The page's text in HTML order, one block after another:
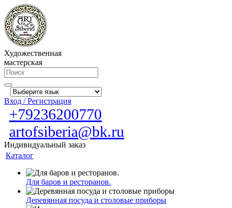
Художественная
мастерская
Вход / Регистрация
+79236200770
artofsiberia@bk.ru
Индивидуальный заказ
Каталог
Для баров и ресторанов.
Деревянная посуда и столовые приборы